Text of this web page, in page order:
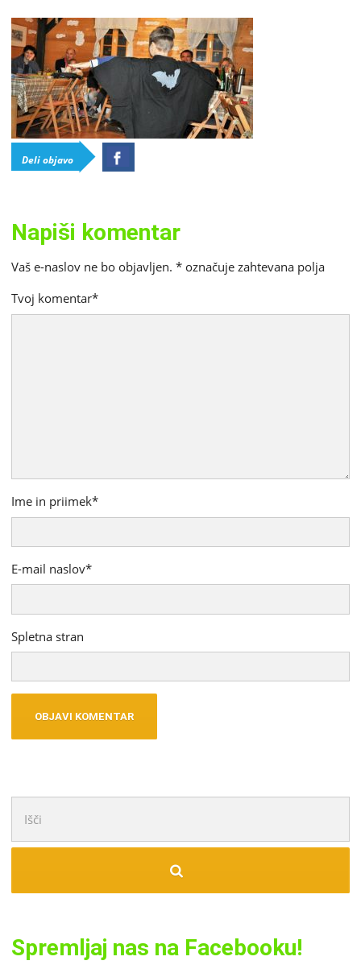
Deli objavo
Napiši komentar
Vaš e-naslov ne bo objavljen. * označuje zahtevana polja
Tvoj komentar*
Ime in priimek*
E-mail naslov*
Spletna stran
Spremljaj nas na Facebooku!